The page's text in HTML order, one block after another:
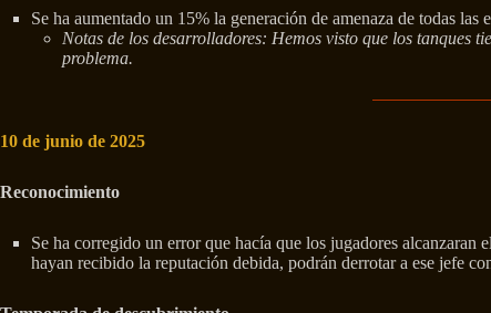
Se ha aumentado un 15% la generación de amenaza de todas las
Notas de los desarrolladores: Hemos visto que los tanques
problema.
10 de junio de 2025
Reconocimiento
Se ha corregido un error que hacía que los jugadores
hayan recibido la reputación debida, podrán derrotar a ese jefe